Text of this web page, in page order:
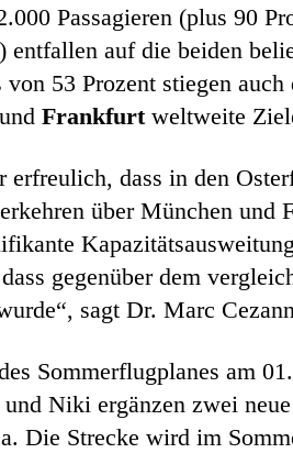
Passagieren (plus 90
entfallen auf die beiden
von 53 Prozent stiegen
und Frankfurtweltweite
erfreulich, dass in den
über München und
gegenüber dem
sagt Dr. Marc
Sommerflugplanes am
Niki ergänzen zwei
Die Strecke wird im